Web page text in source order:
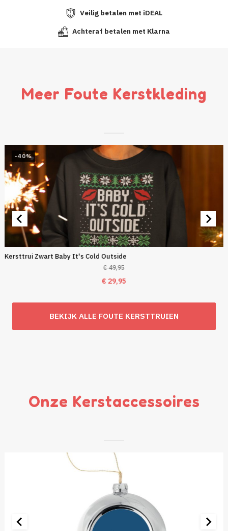
Veilig betalen met iDEAL
Achteraf betalen met Klarna
Meer Foute Kerstkleding
-40%
Kersttrui Zwart Baby It's Cold Outside
€49,95
Oorspronkelijke
was:
€29,95
is:
BEKIJK ALLE FOUTE KERSTTRUIEN
Onze Kerstaccessoires